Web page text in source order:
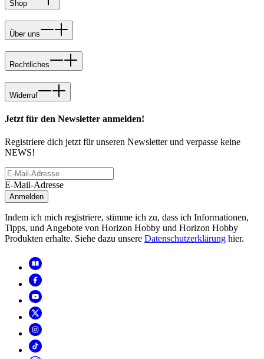
Shop
Über uns
Rechtliches
Widerruf
Jetzt für den Newsletter anmelden!
Registriere dich jetzt für unseren Newsletter und verpasse keine
NEWS!
E-Mail-Adresse
Anmelden
Indem ich mich registriere, stimme ich zu, dass ich Informationen,
Tipps, und Angebote von Horizon Hobby und Horizon Hobby
Produkten erhalte. Siehe dazu unsere Datenschutzerklärung hier.